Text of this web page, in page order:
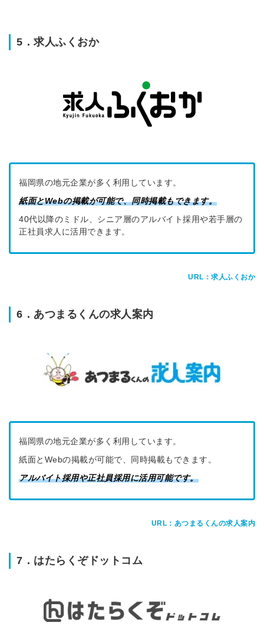
5．求人ふくおか
福岡県の地元企業が多く利用しています。
紙面とWebの掲載が可能で、同時掲載もできます。
40代以降のミドル、シニア層のアルバイト採用や若手層の
正社員求人に活用できます。
URL：求人ふくおか
6．あつまるくんの求人案内
福岡県の地元企業が多く利用しています。
紙面とWebの掲載が可能で、同時掲載もできます。
アルバイト採用や正社員採用に活用可能です。
URL：あつまるくんの求人案内
7．はたらくぞドットコム